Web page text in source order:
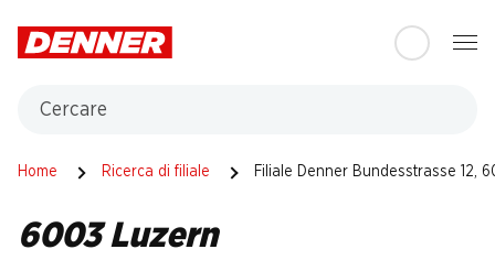
Home Ricerca di filiale Filiale Denner Bundesstrasse 12,
6003 Luzern